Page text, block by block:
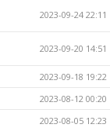
2023-09-24 22:11
2023-09-20 14:51
2023-09-18 19:22
2023-08-12 00:20
2023-08-05 12:23